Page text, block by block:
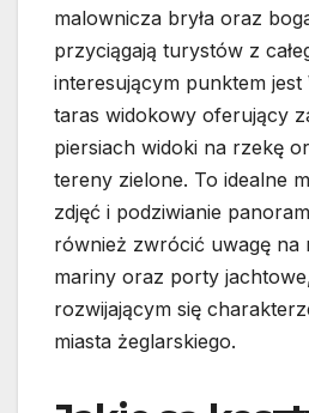
malownicza bryła oraz
przyciągają turystów z
interesującym punktem jest
taras widokowy oferujący
piersiach widoki na rzekę
tereny zielone. To idealne
zdjęć i podziwianie
również zwrócić uwagę na
mariny oraz porty
rozwijającym się
miasta żeglarskiego.